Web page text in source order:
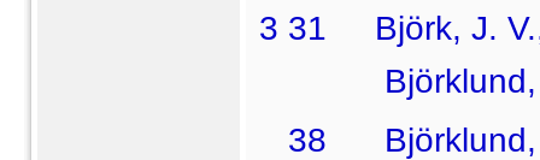
3 31 Björk, J.
Björklund,
38  Björklund,